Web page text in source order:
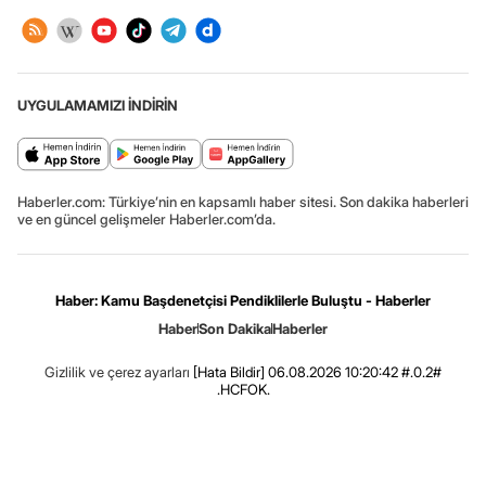
UYGULAMAMIZI İNDİRİN
Haberler.com: Türkiye’nin en kapsamlı haber sitesi. Son dakika haberleri
ve en güncel gelişmeler Haberler.com’da.
Haber: Kamu Başdenetçisi Pendiklilerle Buluştu - Haberler
HaberSon DakikaHaberler
Gizlilik ve çerez ayarları [Hata Bildir] 06.08.2026 10:20:42 #.0.2#
.HCFOK.